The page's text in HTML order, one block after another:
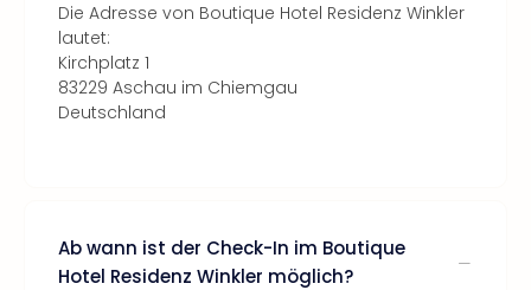
Die Adresse von Boutique Hotel Residenz Winkler
lautet:
Kirchplatz 1
83229 Aschau im Chiemgau
Deutschland
Ab wann ist der Check-In im Boutique
Hotel Residenz Winkler möglich?